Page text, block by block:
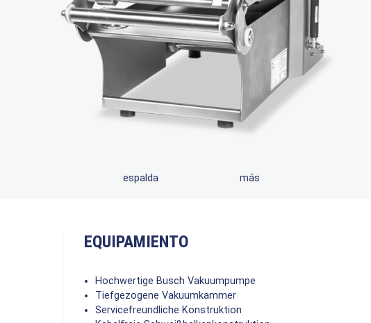
espalda más
EQUIPAMIENTO
Hochwertige Busch Vakuumpumpe
Tiefgezogene Vakuumkammer
Servicefreundliche Konstruktion